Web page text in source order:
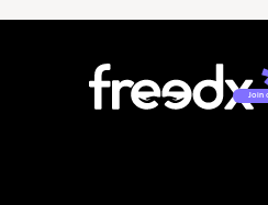
Join